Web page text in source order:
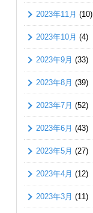
2023年11月 (10)
2023年10月 (4)
2023年9月 (33)
2023年8月 (39)
2023年7月 (52)
2023年6月 (43)
2023年5月 (27)
2023年4月 (12)
2023年3月 (11)